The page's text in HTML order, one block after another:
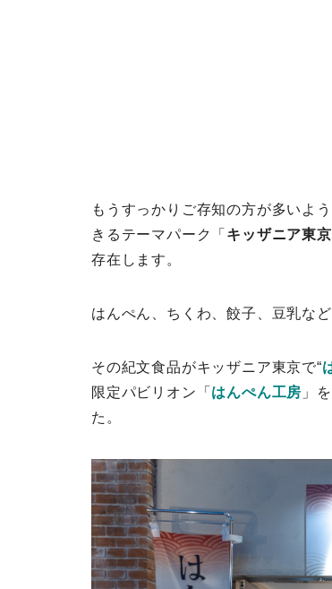
もうすっかりご存知の方が多いよ
きるテーマパーク「 キッザニア東京
存在します。
はんぺん、ちくわ、餃子、豆乳な
その紀文食品がキッザニア東京で“
限定パビリオン「 はんぺん工房 」
た。